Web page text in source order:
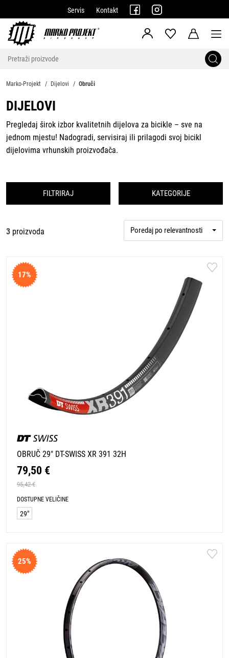
Servis Kontakt
Marko-Projekt Dijelovi Obruči
DIJELOVI
Pregledaj širok izbor kvalitetnih dijelova za bicikle – sve na
jednom mjestu! Nadogradi, servisiraj ili prilagodi svoj bicikl
dijelovima vrhunskih proizvođača.
FILTRIRAJ KATEGORIJE
3 proizvoda Poredaj po relevantnosti
17%
OBRUČ 29" DT-SWISS XR 391 32H
79,50 €
95,42 €
DOSTUPNE VELIČINE
29"
25%